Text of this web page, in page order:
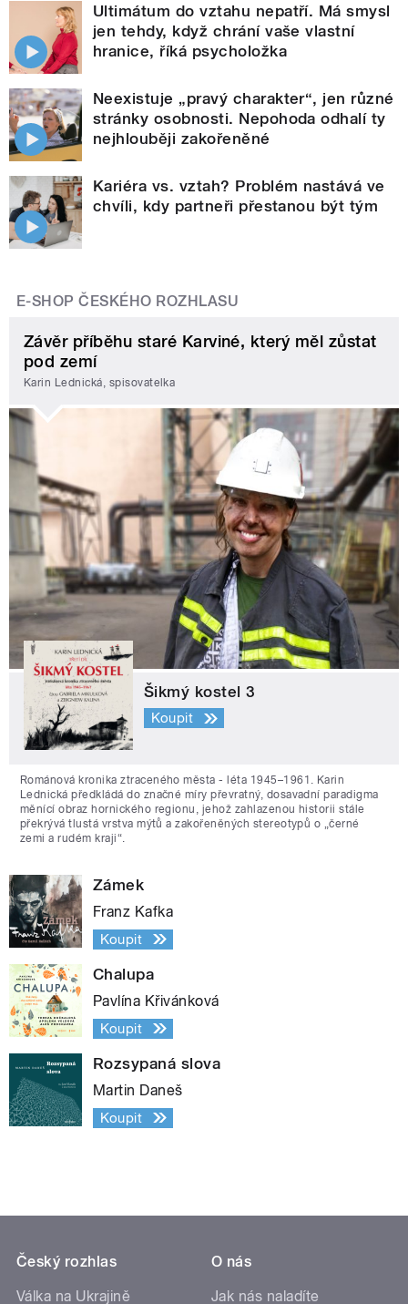
Ultimátum do vztahu nepatří. Má smysl
jen tehdy, když chrání vaše vlastní
hranice, říká psycholožka
Neexistuje „pravý charakter“, jen různé
stránky osobnosti. Nepohoda odhalí ty
nejhlouběji zakořeněné
Kariéra vs. vztah? Problém nastává ve
chvíli, kdy partneři přestanou být tým
E-SHOP ČESKÉHO ROZHLASU
Závěr příběhu staré Karviné, který měl zůstat
pod zemí
Karin Lednická, spisovatelka
Šikmý kostel 3
Koupit
Románová kronika ztraceného města - léta 1945–1961. Karin
Lednická předkládá do značné míry převratný, dosavadní paradigma
měnící obraz hornického regionu, jehož zahlazenou historii stále
překrývá tlustá vrstva mýtů a zakořeněných stereotypů o „černé
zemi a rudém kraji“.
Zámek
Franz Kafka
Koupit
Chalupa
Pavlína Křivánková
Koupit
Rozsypaná slova
Martin Daneš
Koupit
Český rozhlas
Válka na Ukrajině
O nás
Jak nás naladíte